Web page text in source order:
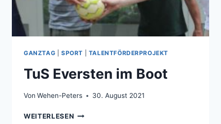
GANZTAG SPORT TALENTFÖRDERPROJEKT
TuS Eversten im Boot
Von Wehen-Peters 30. August 2021
WEITERLESENTUS